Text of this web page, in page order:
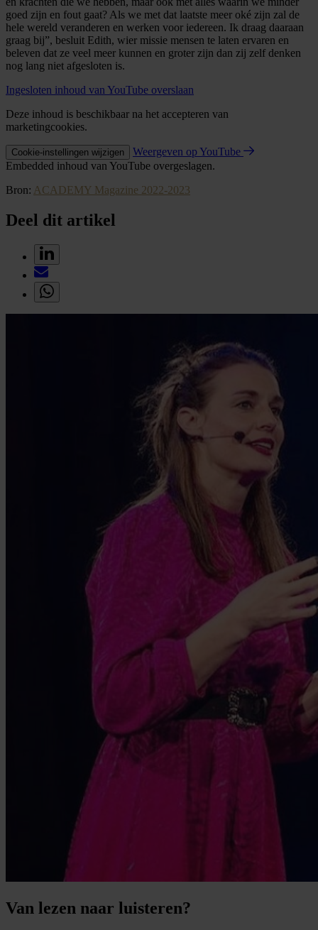
goed zijn en fout gaat? Als we met dat laatste meer oké zijn zal de
hele wereld veranderen en werken voor iedereen. Ik draag daaraan
graag bij”, besluit Edith, wier missie mensen te laten ervaren en
beleven dat ze veel meer kunnen en groter zijn dan zij zelf denken
nog lang niet afgesloten is.
Ingesloten inhoud van YouTube overslaan
Deze inhoud is beschikbaar na het accepteren van
marketingcookies.
Cookie-instellingen wijzigen
Weergeven op YouTube
Embedded inhoud van YouTube overgeslagen.
Bron: ACADEMY Magazine 2022-2023
Deel dit artikel
Van lezen naar luisteren?